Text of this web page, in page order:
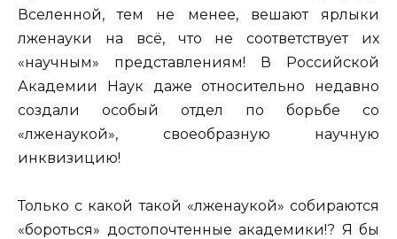
Вселенной, тем не менее, вешают ярлыки
лженауки на всё, что не соответствует их
«научным» представлениям! В Российской
Академии Наук даже относительно недавно
создали особый отдел по борьбе со
«лженаукой», своеобразную научную
инквизицию!
Только с какой такой «лженаукой» собираются
«бороться» достопочтенные академики!? Я бы